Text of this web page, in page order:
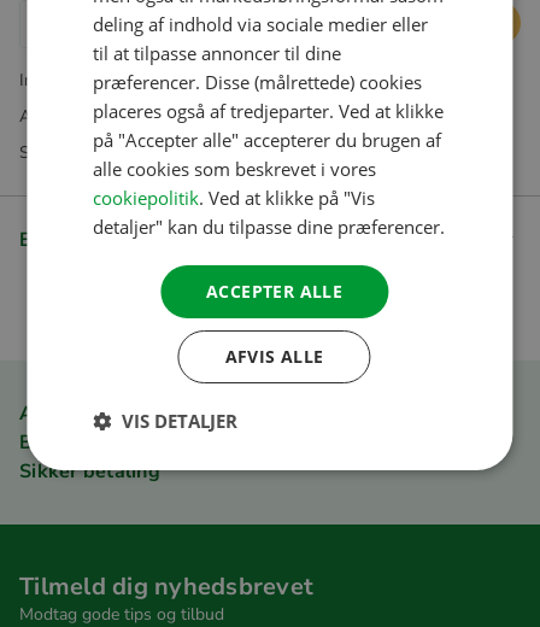
Læg i kurv
Inkl. moms. Ekskl. forsendelsesomkostninger
Abonnementer udelukkende tilgængelige i vores webshop
Spørgsmål? Vores kundeservice hjælper dig gerne
Beskrivelse
ACSI Club ID medlemsfordel
Bestil hurtigt og nemt
Sikker betaling
Tilmeld dig nyhedsbrevet
Modtag gode tips og tilbud
GERMAN
DANISH
SPANISH
deling af indhold via sociale medier eller
til at tilpasse annoncer til dine
præferencer. Disse (målrettede) cookies
placeres også af tredjeparter. Ved at klikke
på "Accepter alle" accepterer du brugen af
alle cookies som beskrevet i vores
cookiepolitik. Ved at klikke på "Vis
detaljer" kan du tilpasse dine præferencer.
ACCEPTER ALLE
AFVIS ALLE
VIS DETALJER